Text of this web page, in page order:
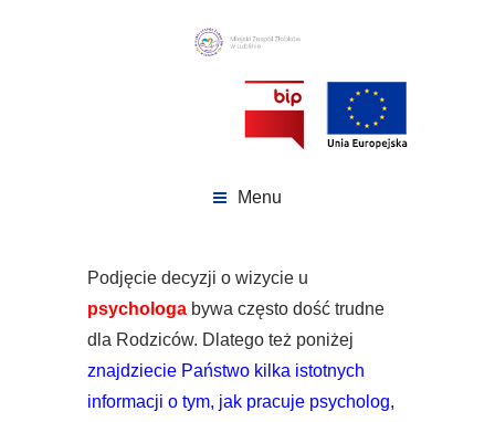
Menu
Podjęcie decyzji o wizycie u
psychologa bywa często dość trudne
dla Rodziców. Dlatego też poniżej
znajdziecie Państwo kilka istotnych
informacji o tym, jak pracuje psycholog,